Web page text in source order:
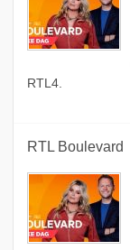
RTL4.
RTL Boulevard